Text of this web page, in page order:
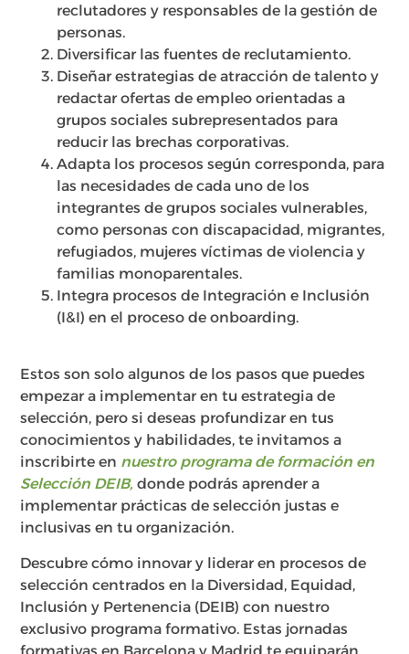
reclutadores y responsables de la gestión de
personas.
Diversificar las fuentes de reclutamiento.
Diseñar estrategias de atracción de talento y
redactar ofertas de empleo orientadas a
grupos sociales subrepresentados para
reducir las brechas corporativas.
Adapta los procesos según corresponda, para
las necesidades de cada uno de los
integrantes de grupos sociales vulnerables,
como personas con discapacidad, migrantes,
refugiados, mujeres víctimas de violencia y
familias monoparentales.
Integra procesos de Integración e Inclusión
(I&I) en el proceso de onboarding.
Estos son solo algunos de los pasos que puedes
empezar a implementar en tu estrategia de
selección, pero si deseas profundizar en tus
conocimientos y habilidades, te invitamos a
inscribirte en nuestro programa de formación en
Selección DEIB, donde podrás aprender a
implementar prácticas de selección justas e
inclusivas en tu organización.
Descubre cómo innovar y liderar en procesos de
selección centrados en la Diversidad, Equidad,
Inclusión y Pertenencia (DEIB) con nuestro
exclusivo programa formativo. Estas jornadas
formativas en Barcelona y Madrid te equiparán